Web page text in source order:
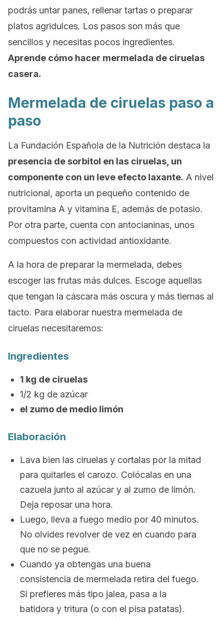
podrás untar panes, rellenar tartas o preparar
platos agridulces. Los pasos son más que
sencillos y necesitas pocos ingredientes.
Aprende cómo hacer mermelada de ciruelas
casera.
Mermelada de ciruelas paso a
paso
La Fundación Española de la Nutrición destaca la
presencia de sorbitol en las ciruelas, un
componente con un leve efecto laxante. A nivel
nutricional, aporta un pequeño contenido de
provitamina A y vitamina E, además de potasio.
Por otra parte, cuenta con antocianinas, unos
compuestos con actividad antioxidante.
A la hora de preparar la mermelada, debes
escoger las frutas más dulces. Escoge aquellas
que tengan la cáscara más oscura y más tiernas al
tacto. Para elaborar nuestra mermelada de
ciruelas necesitaremos:
Ingredientes
1 kg de ciruelas
1/2 kg de azúcar
el zumo de medio limón
Elaboración
Lava bien las ciruelas y cortalas por la mitad
para quitarles el carozo. Colócalas en una
cazuela junto al azúcar y al zumo de limón.
Deja reposar una hora.
Luego, lleva a fuego medio por 40 minutos.
No olvides revolver de vez en cuando para
que no se pegue.
Cuando ya obtengas una buena
consistencia de mermelada retira del fuego.
Si prefieres más tipo jalea, pasa a la
batidora y tritura (o con el pisa patatas).